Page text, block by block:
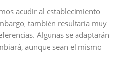
acudir al establecimiento
también resultaría muy
Algunas se adaptarán
aunque sean el mismo